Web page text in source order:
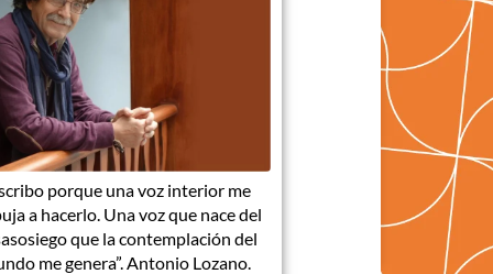
porque una voz interior me
a hacerlo. Una voz que nace del
que la contemplación del
me genera”. Antonio Lozano.